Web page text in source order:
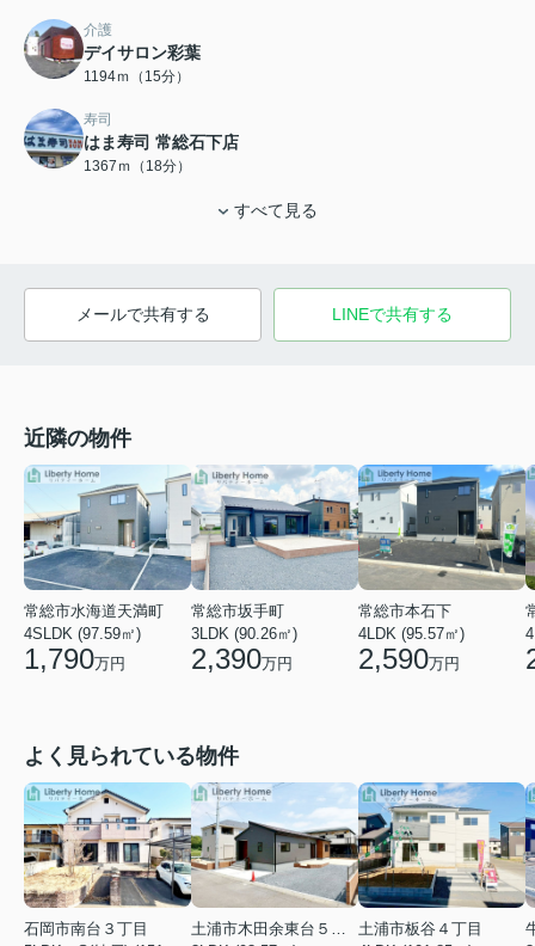
介護
デイサロン彩葉
1194ｍ（15分）
寿司
はま寿司 常総石下店
1367ｍ（18分）
すべて見る
メールで共有する LINEで共有する
近隣の物件
常総市水海道天満町
4SLDK (97.59㎡)
1,790万円
常総市坂手町
3LDK (90.26㎡)
2,390万円
常総市本石下
4LDK (95.57㎡)
2,590万円
よく見られている物件
石岡市南台３丁目
土浦市木田余東台５丁目
土浦市板谷４丁目